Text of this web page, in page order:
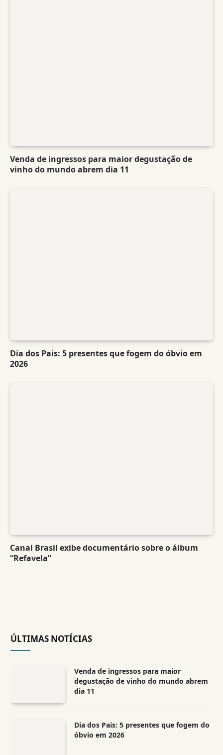
Venda de ingressos para maior degustação de
vinho do mundo abrem dia 11
Dia dos Pais: 5 presentes que fogem do óbvio em
2026
Canal Brasil exibe documentário sobre o álbum
“Refavela”
ÚLTIMAS NOTÍCIAS
Venda de ingressos para maior
degustação de vinho do mundo abrem
dia 11
Dia dos Pais: 5 presentes que fogem do
óbvio em 2026